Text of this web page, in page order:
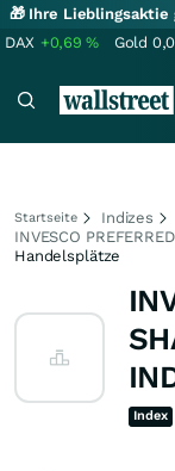
🎁 Ihre
DAX +0,69% Gold
Startseite
Indizes
INVESCO
Handelsplätze
Index